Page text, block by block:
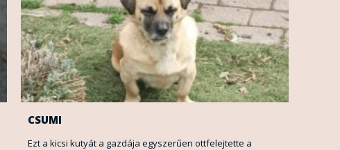
CSUMI
Ezt a kicsi kutyát a gazdája egyszerűen ottfelejtette a